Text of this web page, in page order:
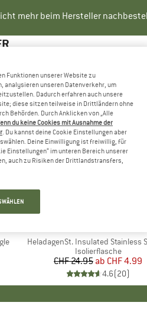
mehr beim Hersteller
Artikel
HeladagenSt. Insulated Stainless Steel
Produktgruppe
Isolierflasche
Preis
CHF 24.95 reduzierter
ab CHF 4.99
4.6(20)
Funktionen unserer Website zu
analysieren unseren Datenverkehr, um
Dadurch erfahren auch unsere
diese sitzen teilweise in Drittländern ohne
Behörden. Durch Anklicken von „Alle
du keine Cookies mit Ausnahme der
. Du kannst deine Cookie Einstellungen aber
Deine Einwilligung ist freiwillig, für
Einstellungen“ im unteren Bereich unserer
auch zu Risiken der Drittlandstransfers,